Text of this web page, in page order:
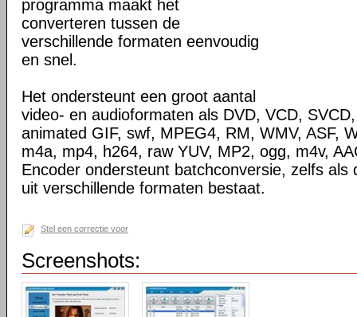
programma maakt het
converteren tussen de
verschillende formaten eenvoudig
en snel.
Het ondersteunt een groot aantal
video- en audioformaten als DVD, VCD,
animated GIF, swf, MPEG4, RM, WMV, ASF,
m4a, mp4, h264, raw YUV, MP2, ogg, m4v,
Encoder ondersteunt batchconversie, zelfs als
uit verschillende formaten bestaat.
Stel een correctie voor
Screenshots: